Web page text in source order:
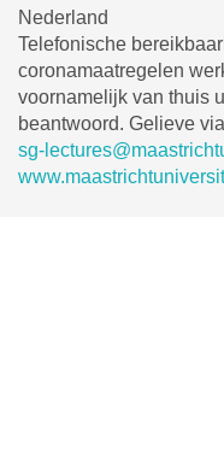
Nederland
Telefonische
coronamaatregelen
voornamelijk van thuis
beantwoord. Gelieve
sg-